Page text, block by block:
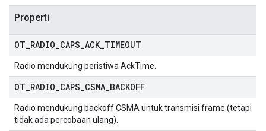
Properti
OT RADIO CAPS ACK_ TIMEOUT
Radio mendukung peristiwa AckTime.
OT RADIO CAPS CSMA BACKOFF
Radio mendukung backoff CSMA untuk transmisi frame (tetapi
tidak ada percobaan ulang).